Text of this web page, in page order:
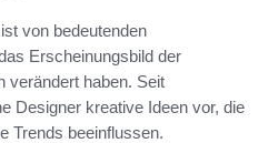
von bedeutenden
Erscheinungsbild der
verändert haben. Seit
Designer kreative Ideen vor, die
Trends beeinflussen.